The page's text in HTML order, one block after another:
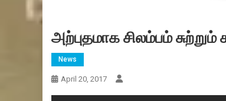
அற்புதமாக சிலம்பம்
News
April 20, 2017